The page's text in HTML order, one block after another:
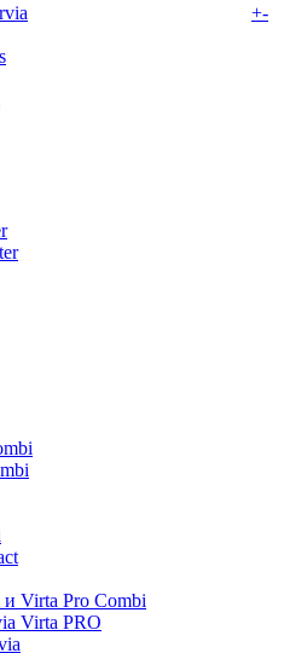
+-
Virta Pro Combi
Virta PRO